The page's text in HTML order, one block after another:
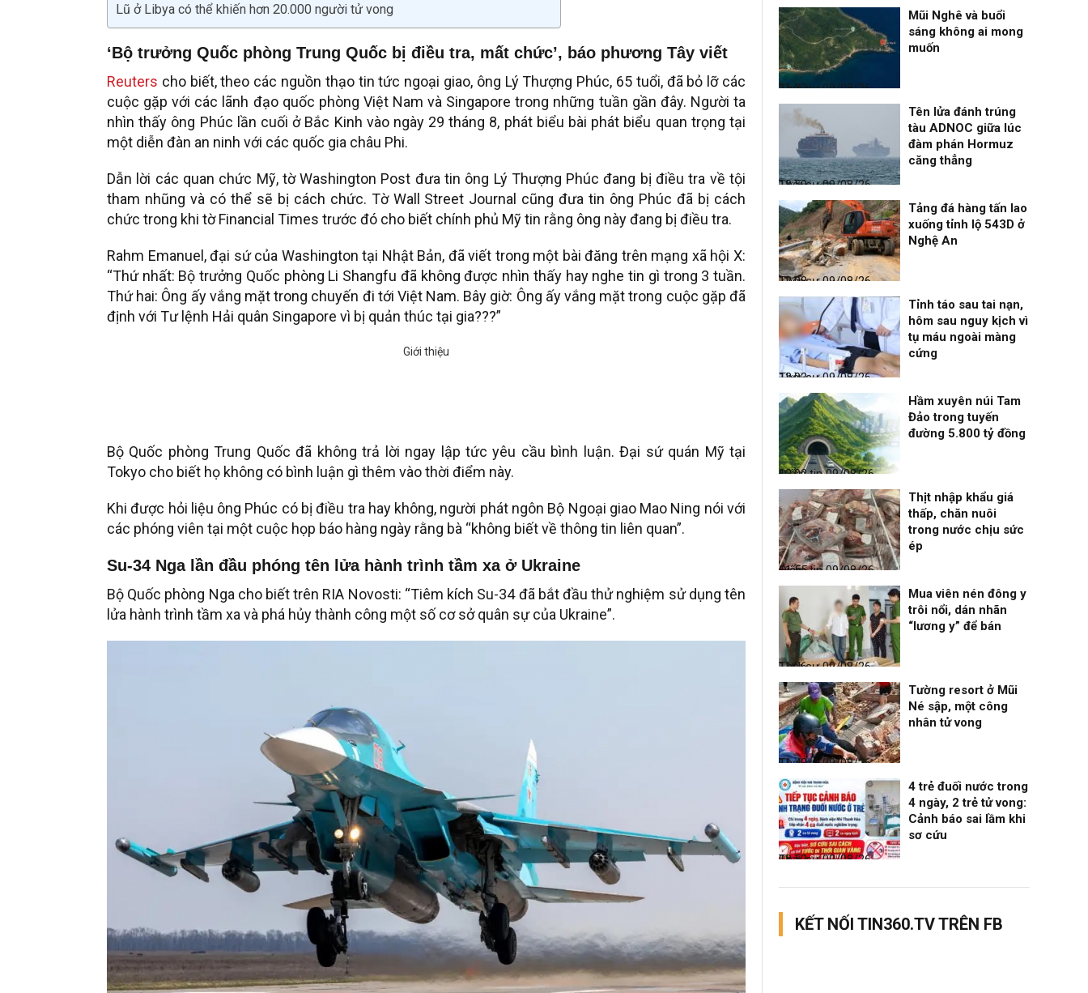
Lũ ở Libya có thể khiến hơn 20.000 người tử vong
‘Bộ trưởng Quốc phòng Trung Quốc bị điều tra, mất chức’, báo phương Tây viết
Reuters cho biết, theo các nguồn thạo tin tức ngoại giao, ông Lý Thượng Phúc, 65 tuổi, đã bỏ lỡ các
cuộc gặp với các lãnh đạo quốc phòng Việt Nam và Singapore trong những tuần gần đây. Người ta
nhìn thấy ông Phúc lần cuối ở Bắc Kinh vào ngày 29 tháng 8, phát biểu bài phát biểu quan trọng tại
một diễn đàn an ninh với các quốc gia châu Phi.
Dẫn lời các quan chức Mỹ, tờ Washington Post đưa tin ông Lý Thượng Phúc đang bị điều tra về tội
tham nhũng và có thể sẽ bị cách chức. Tờ Wall Street Journal cũng đưa tin ông Phúc đã bị cách
chức trong khi tờ Financial Times trước đó cho biết chính phủ Mỹ tin rằng ông này đang bị điều tra.
Rahm Emanuel, đại sứ của Washington tại Nhật Bản, đã viết trong một bài đăng trên mạng xã hội X:
“Thứ nhất: Bộ trưởng Quốc phòng Li Shangfu đã không được nhìn thấy hay nghe tin gì trong 3 tuần.
Thứ hai: Ông ấy vắng mặt trong chuyến đi tới Việt Nam. Bây giờ: Ông ấy vắng mặt trong cuộc gặp đã
định với Tư lệnh Hải quân Singapore vì bị quản thúc tại gia???”
Bộ Quốc phòng Trung Quốc đã không trả lời ngay lập tức yêu cầu bình luận. Đại sứ quán Mỹ tại
Tokyo cho biết họ không có bình luận gì thêm vào thời điểm này.
Khi được hỏi liệu ông Phúc có bị điều tra hay không, người phát ngôn Bộ Ngoại giao Mao Ning nói với
các phóng viên tại một cuộc họp báo hàng ngày rằng bà “không biết về thông tin liên quan”.
Su-34 Nga lần đầu phóng tên lửa hành trình tầm xa ở Ukraine
Bộ Quốc phòng Nga cho biết trên RIA Novosti: “Tiêm kích Su-34 đã bắt đầu thử nghiệm sử dụng tên
lửa hành trình tầm xa và phá hủy thành công một số cơ sở quân sự của Ukraine”.
Thời sự
09/08/26, 21:32
Mũi Nghê và buổi
sáng không ai mong
muốn
Thời sự
09/08/26, 18:59
Tên lửa đánh trúng
tàu ADNOC giữa lúc
đàm phán Hormuz
căng thẳng
Thời sự
09/08/26, 12:08
Tảng đá hàng tấn lao
xuống tỉnh lộ 543D ở
Nghệ An
Thời sự
09/08/26, 12:03
Tỉnh táo sau tai nạn,
hôm sau nguy kịch vì
tụ máu ngoài màng
cứng
Điểm tin
09/08/26, 12:02
Hầm xuyên núi Tam
Đảo trong tuyến
đường 5.800 tỷ đồng
Điểm tin
09/08/26, 11:55
Thịt nhập khẩu giá
thấp, chăn nuôi
trong nước chịu sức
ép
Thời sự
09/08/26, 11:46
Mua viên nén đông y
trôi nổi, dán nhãn
“lương y” để bán
Thời sự
09/08/26, 11:43
Tường resort ở Mũi
Né sập, một công
nhân tử vong
Thời sự
09/08/26, 08:52
4 trẻ đuối nước trong
4 ngày, 2 trẻ tử vong:
Cảnh báo sai lầm khi
sơ cứu
KẾT NỐI TIN360.TV TRÊN FB